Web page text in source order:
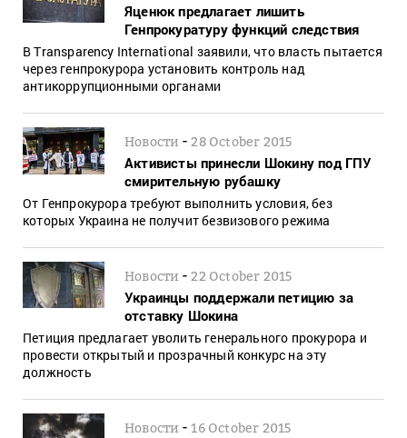
Яценюк предлагает лишить
Генпрокуратуру функций следствия
В Transparency International заявили, что власть пытается
через генпрокурора установить контроль над
антикоррупционными органами
Новости -28 October 2015
Активисты принесли Шокину под ГПУ
смирительную рубашку
От Генпрокурора требуют выполнить условия, без
которых Украина не получит безвизового режима
Новости -22 October 2015
Украинцы поддержали петицию за
отставку Шокина
Петиция предлагает уволить генерального прокурора и
провести открытый и прозрачный конкурс на эту
должность
Новости -16 October 2015